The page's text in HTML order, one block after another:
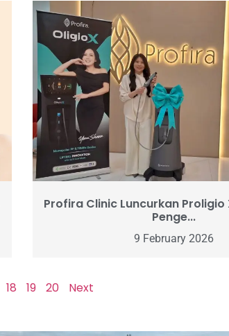
Profira Clinic Luncurkan Proligio
Penge...
9 February 2026
18 19 20 Next